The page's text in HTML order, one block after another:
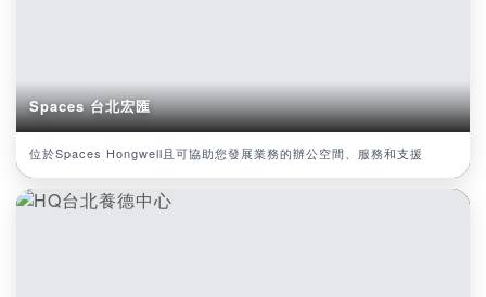
Spaces 台北宏匯
位於Spaces Hongwell且可協助您發展業務的辦公空間、服務和支援